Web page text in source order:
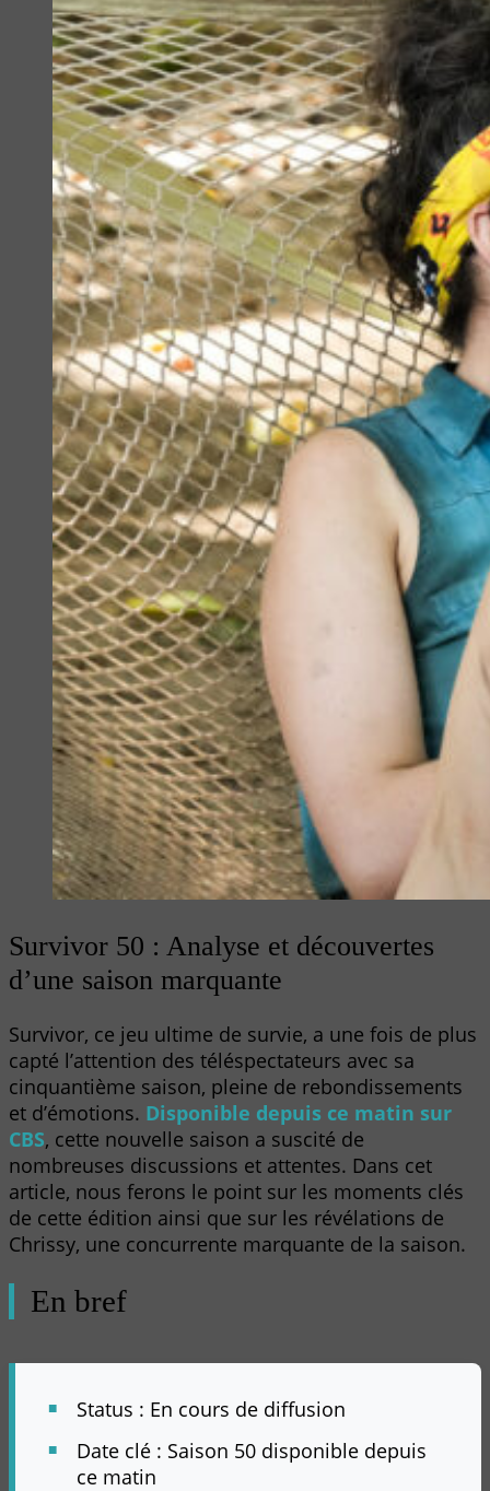
Survivor 50 : Analyse et découvertes
d’une saison marquante
Survivor, ce jeu ultime de survie, a une fois de plus
capté l’attention des téléspectateurs avec sa
cinquantième saison, pleine de rebondissements
et d’émotions. Disponible depuis ce matin sur
CBS, cette nouvelle saison a suscité de
nombreuses discussions et attentes. Dans cet
article, nous ferons le point sur les moments clés
de cette édition ainsi que sur les révélations de
Chrissy, une concurrente marquante de la saison.
En bref
Status : En cours de diffusion
Date clé : Saison 50 disponible depuis
ce matin